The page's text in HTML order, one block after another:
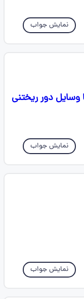
نمایش جواب
دور ریختنی
نمایش جواب
نمایش جواب